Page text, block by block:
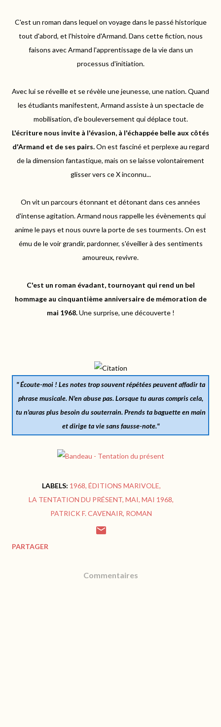
C'est un roman dans lequel on voyage dans le passé historique
tout d'abord, et l'histoire d'Armand.Dans cette fiction, nous
faisons avec Armand l'apprentissage de la vie dans un
processus d'initiation.
Avec lui se réveille et se révèle une jeunesse, une nation.Quand
les étudiants manifestent, Armand assiste à un spectacle de
mobilisation, d'e bouleversement qui déplace tout.
L'écriture nous invite à l'évasion, à l'échappée belle aux côtés
d'Armand et de ses pairs.On est fasciné et perplexe au regard
de la dimension fantastique, mais on se laisse volontairement
glisser vers ce X inconnu...
On vit un parcours étonnant et détonant dans ces années
d'intense agitation.Armand nous rappelle les évènements qui
anime le pays et nous ouvre la porte de ses tourments.On est
ému de le voir grandir, pardonner, s'éveiller à des sentiments
amoureux, revivre.
C'est un roman évadant, tournoyant qui rend un bel
hommage au cinquantième anniversaire de mémoration de
mai 1968.Une surprise, une découverte !
" Écoute-moi! Les notes trop souvent répétées peuvent affadir ta
phrase musicale.N'en abusepas.Lorsque tu auras compris cela,
tu n'auras plus besoin du souterrain.Prends ta baguette en main
et dirige ta vie sans fausse-note."
LABELS: 1968 ÉDITIONS MARIVOLE
LA TENTATION DU PRÉSENT MAI MAI 1968
PATRICK F. CAVENAIR ROMAN
PARTAGER
Commentaires